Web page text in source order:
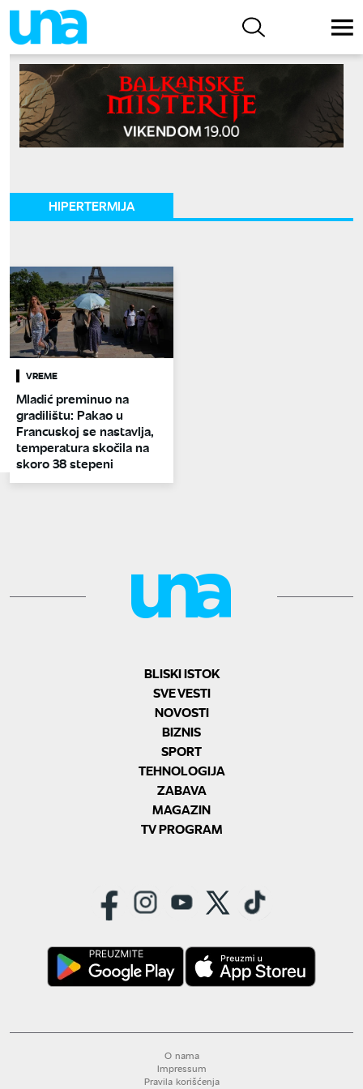
HIPERTERMIJA
VREME
Mladić preminuo na
gradilištu: Pakao u
Francuskoj se nastavlja,
temperatura skočila na
skoro 38 stepeni
BLISKI ISTOK
SVE VESTI
NOVOSTI
BIZNIS
SPORT
TEHNOLOGIJA
ZABAVA
MAGAZIN
TV PROGRAM
O nama
Impressum
Pravila korišćenja